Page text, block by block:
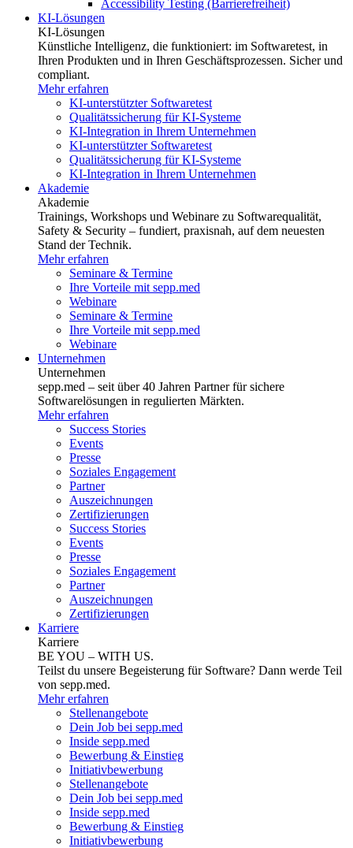
Accessibility Testing (Barrierefreiheit)
KI-Lösungen
KI-Lösungen
Künstliche Intelligenz, die funktioniert: im Softwaretest, in
Ihren Produkten und in Ihren Geschäftsprozessen. Sicher und
compliant.
Mehr erfahren
KI-unterstützter Softwaretest
Qualitätssicherung für KI-Systeme
KI-Integration in Ihrem Unternehmen
KI-unterstützter Softwaretest
Qualitätssicherung für KI-Systeme
KI-Integration in Ihrem Unternehmen
Akademie
Akademie
Trainings, Workshops und Webinare zu Softwarequalität,
Safety & Security – fundiert, praxisnah, auf dem neuesten
Stand der Technik.
Mehr erfahren
Seminare & Termine
Ihre Vorteile mit sepp.med
Webinare
Seminare & Termine
Ihre Vorteile mit sepp.med
Webinare
Unternehmen
Unternehmen
sepp.med – seit über 40 Jahren Partner für sichere
Softwarelösungen in regulierten Märkten.
Mehr erfahren
Success Stories
Events
Presse
Soziales Engagement
Partner
Auszeichnungen
Zertifizierungen
Success Stories
Events
Presse
Soziales Engagement
Partner
Auszeichnungen
Zertifizierungen
Karriere
Karriere
BE YOU – WITH US.
Teilst du unsere Begeisterung für Software? Dann werde Teil
von sepp.med.
Mehr erfahren
Stellenangebote
Dein Job bei sepp.med
Inside sepp.med
Bewerbung & Einstieg
Initiativbewerbung
Stellenangebote
Dein Job bei sepp.med
Inside sepp.med
Bewerbung & Einstieg
Initiativbewerbung